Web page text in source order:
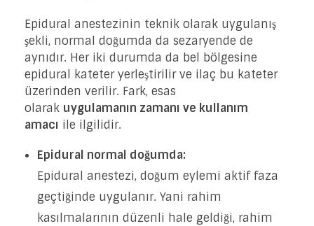
Epidural anestezinin teknik olarak uygulanış
şekli, normal doğumda da sezaryende de
aynıdır. Her iki durumda da bel bölgesine
epidural kateter yerleştirilir ve ilaç bu kateter
üzerinden verilir. Fark, esas
olarak uygulamanın zamanı ve kullanım
amacı ile ilgilidir.
Epidural normal doğumda:
Epidural anestezi, doğum eylemi aktif faza
geçtiğinde uygulanır. Yani rahim
kasılmalarının düzenli hale geldiği, rahim